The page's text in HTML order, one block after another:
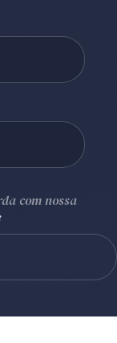
com nossa